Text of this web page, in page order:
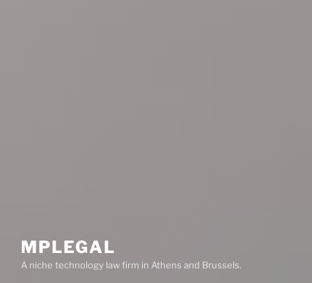
MPLEGAL
A niche technology law firm in Athens and Brussels.